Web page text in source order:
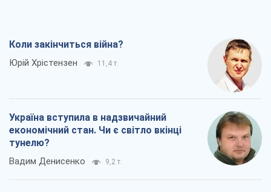
Коли закінчиться війна?
Юрій Хрістензен 11,4 т.
Україна вступила в надзвичайний
економічний стан. Чи є світло вкінці
тунелю?
Вадим Денисенко 9,2 т.